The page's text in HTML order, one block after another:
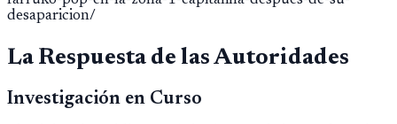
desaparicion/
La Respuesta de las Autoridades
Investigación en Curso